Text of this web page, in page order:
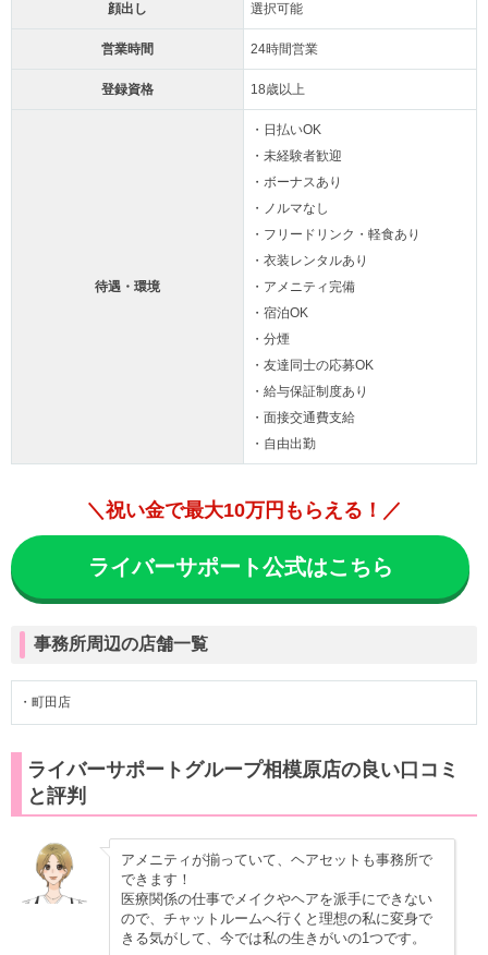
顔出し 選択可能
営業時間 24時間営業
登録資格 18歳以上
待遇・環境
・日払いOK
・未経験者歓迎
・ボーナスあり
・ノルマなし
・フリードリンク・軽食あり
・衣装レンタルあり
・アメニティ完備
・宿泊OK
・分煙
・友達同士の応募OK
・給与保証制度あり
・面接交通費支給
・自由出勤
＼祝い金で最大10万円もらえる！／
ライバーサポート公式はこちら
事務所周辺の店舗一覧
・町田店
ライバーサポートグループ相模原店の良い口コミ
と評判
アメニティが揃っていて、ヘアセットも事務所で
できます！
医療関係の仕事でメイクやヘアを派手にできない
ので、チャットルームへ行くと理想の私に変身で
きる気がして、今では私の生きがいの1つです。